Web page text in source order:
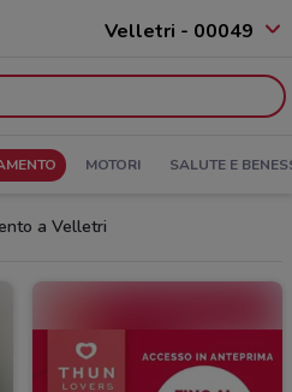
Velletri - 00049
MOTORI SALUTE E
a Velletri